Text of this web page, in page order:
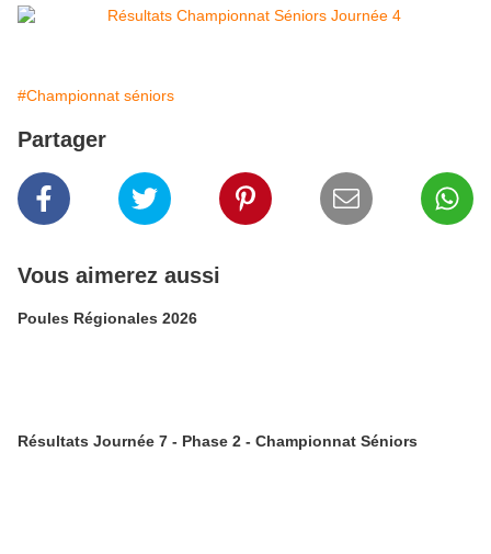
#Championnat séniors
Partager
Vous aimerez aussi
Poules Régionales 2026
Résultats Journée 7 - Phase 2 - Championnat Séniors